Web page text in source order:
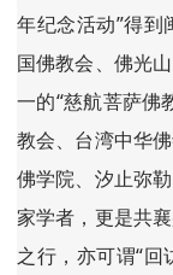
年纪念活动”得
国佛教会、佛光
一的“慈航菩萨佛
教会、台湾中华
佛学院、汐止弥
家学者，更是共
之行，亦可谓“回